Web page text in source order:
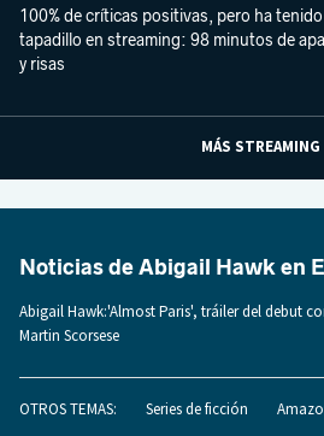
100% de críticas positivas, pero ha
tapadillo en streaming: 98 minutos de
y risas
MÁS STREAMING
Noticias de Abigail Hawk en
Abigail Hawk:'Almost Paris', tráiler del debut
Martin Scorsese
OTROS TEMAS: Series de ficción